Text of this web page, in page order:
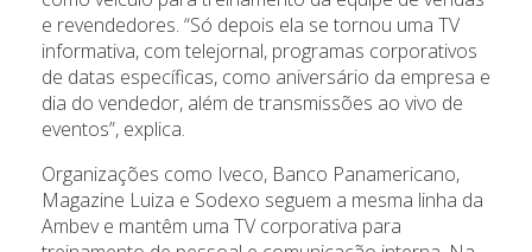
e revendedores. “Só depois ela se tornou uma TV
informativa, com telejornal, programas corporativos
de datas específicas, como aniversário da empresa e
dia do vendedor, além de transmissões ao vivo de
eventos”, explica.
Organizações como Iveco, Banco Panamericano,
Magazine Luiza e Sodexo seguem a mesma linha da
Ambev e mantêm uma TV corporativa para